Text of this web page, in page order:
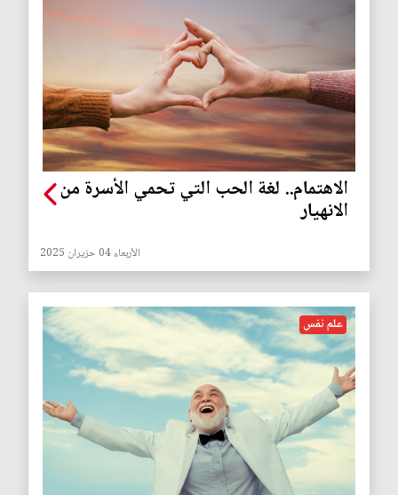
الاهتمام.. لغة الحب التي تحمي الأسرة من
الانهيار
الأربعاء 04 حزيران 2025
علم نفس